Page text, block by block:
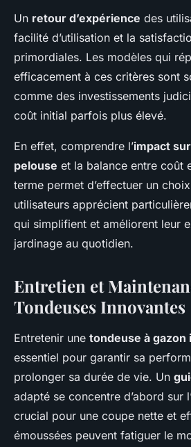
Un retour d’expérience des
facilité d’utilisation et la
primordiales. Les modèles qui
efficacement à ces critères sont
comme des investissements
coût initial parfois plus élevé.
En effet, comprendre l’impact
pelouse et la balance entre coût
terme permet d’effectuer un
utilisateurs apprécient
qui simplifient et améliorent leur
jardinage au quotidien.
Entretien et
Tondeuses Innovantes
Entretenir une tondeuse à gazon
essentiel pour garantir sa
prolonger sa durée de vie. Un
adapté se concentre d’abord sur
crucial pour une coupe nette et
émoussées peuvent fatiguer le